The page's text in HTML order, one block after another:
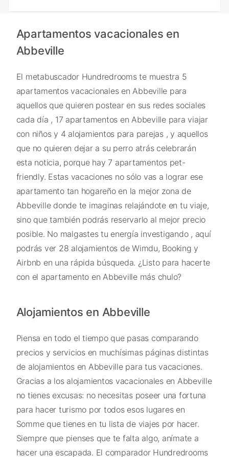
Apartamentos vacacionales en
Abbeville
El metabuscador Hundredrooms te muestra 5
apartamentos vacacionales en Abbeville para
aquellos que quieren postear en sus redes sociales
cada día , 17 apartamentos en Abbeville para viajar
con niños y 4 alojamientos para parejas , y aquellos
que no quieren dejar a su perro atrás celebrarán
esta noticia, porque hay 7 apartamentos pet-
friendly. Estas vacaciones no sólo vas a lograr ese
apartamento tan hogareño en la mejor zona de
Abbeville donde te imaginas relajándote en tu viaje,
sino que también podrás reservarlo al mejor precio
posible. No malgastes tu energía investigando , aquí
podrás ver 28 alojamientos de Wimdu, Booking y
Airbnb en una rápida búsqueda. ¿Listo para hacerte
con el apartamento en Abbeville más chulo?
Alojamientos en Abbeville
Piensa en todo el tiempo que pasas comparando
precios y servicios en muchísimas páginas distintas
de alojamientos en Abbeville para tus vacaciones.
Gracias a los alojamientos vacacionales en Abbeville
no tienes excusas: no necesitas poseer una fortuna
para hacer turismo por todos esos lugares en
Somme que tienes en tu lista de viajes por hacer.
Siempre que pienses que te falta algo, anímate a
hacer una escapada. El comparador Hundredrooms